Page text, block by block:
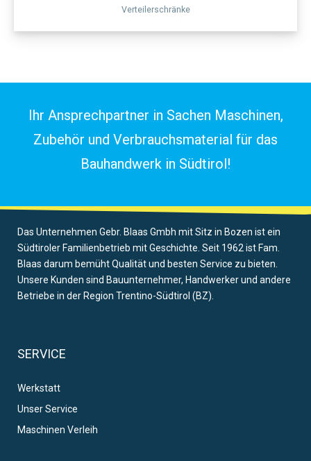
Verteilerschränke
Ihr Ansprechpartner in Sachen Maschinen,
Zubehör und Verbrauchsmaterial für das
Bauhandwerk in Südtirol!
Das Unternehmen Gebr. Blaas Gmbh mit Sitz in Bozen ist ein
Südtiroler Familienbetrieb mit Geschichte. Seit 1962 ist Fam.
Blaas darum bemüht Qualität und besten Service zu bieten.
Unsere Kunden sind Bauunternehmer, Handwerker und andere
Betriebe in der Region Trentino-Südtirol (BZ).
SERVICE
Werkstatt
Unser Service
Maschinen Verleih